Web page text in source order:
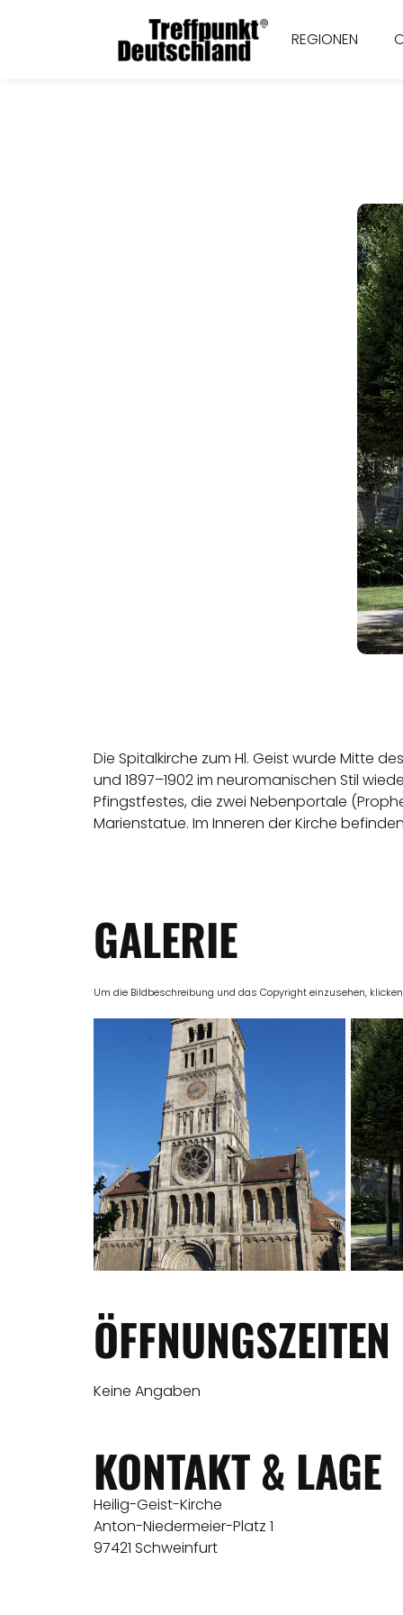
REGIONEN
Die Spitalkirche zum Hl. Geist wurde Mitte
und 1897–1902 im neuromanischen Stil
Pfingstfestes, die zwei Nebenportale
Marienstatue. Im Inneren der Kirche
GALERIE
Um die Bildbeschreibung und das Copyright einzusehen,
ÖFFNUNGSZEITEN
Keine Angaben
KONTAKT & LAGE
Heilig-Geist-Kirche
Anton-Niedermeier-Platz 1
97421 Schweinfurt